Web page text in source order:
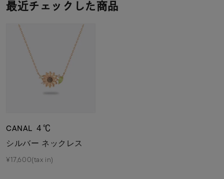
最近チェックした商品
CANAL ４℃
シルバー ネックレス
¥17,600(tax in)